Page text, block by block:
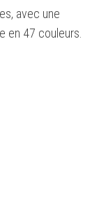
avec une
en 47 couleurs.